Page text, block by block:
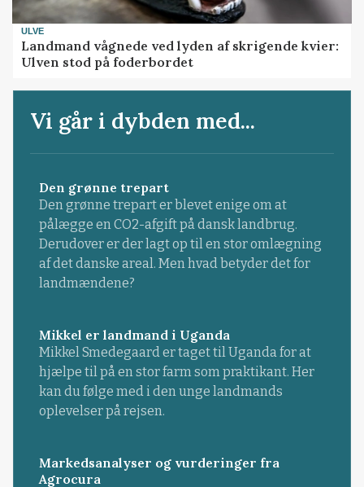
ULVE
Landmand vågnede ved lyden af skrigende kvier:
Ulven stod på foderbordet
Vi går i dybden med...
Den grønne trepart
Den grønne trepart er blevet enige om at
pålægge en CO2-afgift på dansk landbrug.
Derudover er der lagt op til en stor omlægning
af det danske areal. Men hvad betyder det for
landmændene?
Mikkel er landmand i Uganda
Mikkel Smedegaard er taget til Uganda for at
hjælpe til på en stor farm som praktikant. Her
kan du følge med i den unge landmands
oplevelser på rejsen.
Markedsanalyser og vurderinger fra
Agrocura